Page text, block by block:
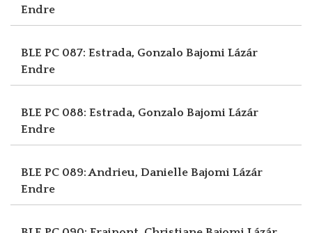
Endre
BLE PC 087: Estrada, Gonzalo Bajomi Lázár
Endre
BLE PC 088: Estrada, Gonzalo Bajomi Lázár
Endre
BLE PC 089: Andrieu, Danielle Bajomi Lázár
Endre